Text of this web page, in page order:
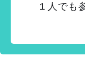
１人でも